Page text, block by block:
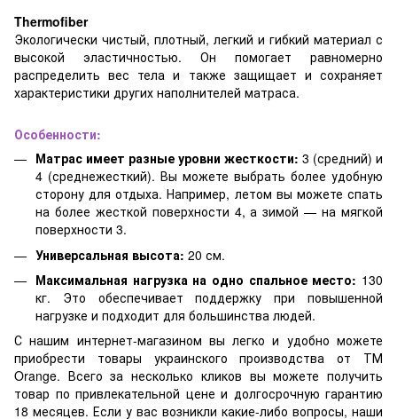
Thermofiber
Экологически чистый, плотный, легкий и гибкий материал с
высокой эластичностью. Он помогает равномерно
распределить вес тела и также защищает и сохраняет
характеристики других наполнителей матраса.
Особенности:
Матрас имеет разные уровни жесткости: 3 (средний) и
4 (среднежесткий). Вы можете выбрать более удобную
сторону для отдыха. Например, летом вы можете спать
на более жесткой поверхности 4, а зимой — на мягкой
поверхности 3.
Универсальная высота: 20 см.
Максимальная нагрузка на одно спальное место: 130
кг. Это обеспечивает поддержку при повышенной
нагрузке и подходит для большинства людей.
С нашим интернет-магазином вы легко и удобно можете
приобрести товары украинского производства от ТМ
Orange. Всего за несколько кликов вы можете получить
товар по привлекательной цене и долгосрочную гарантию
18 месяцев. Если у вас возникли какие-либо вопросы, наши